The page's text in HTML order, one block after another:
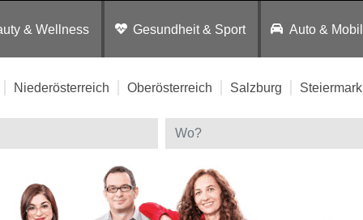
& Wellness Gesundheit & Sport Auto & Mobil
Niederösterreich Oberösterreich Salzburg Steiermark